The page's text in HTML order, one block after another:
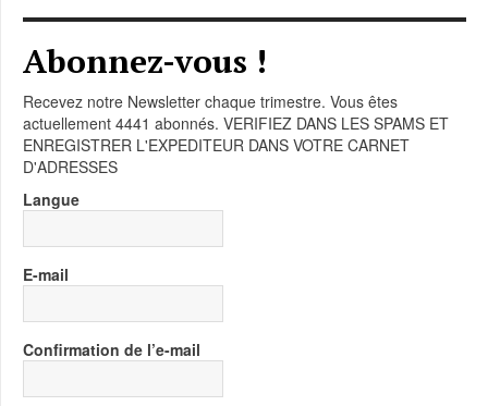
Abonnez-vous !
Recevez notre Newsletter chaque trimestre. Vous êtes
actuellement 4441 abonnés. VERIFIEZ DANS LES SPAMS ET
ENREGISTRER L'EXPEDITEUR DANS VOTRE CARNET
D'ADRESSES
Langue
E-mail
Confirmation de l’e-mail